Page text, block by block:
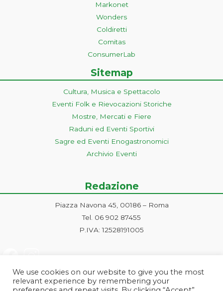
Markonet
Wonders
Coldiretti
Comitas
ConsumerLab
Sitemap
Cultura, Musica e Spettacolo
Eventi Folk e Rievocazioni Storiche
Mostre, Mercati e Fiere
Raduni ed Eventi Sportivi
Sagre ed Eventi Enogastronomici
Archivio Eventi
Redazione
Piazza Navona 45, 00186 – Roma
Tel. 06 902 87455
P.IVA: 12528191005
We use cookies on our website to give you the most
relevant experience by remembering your